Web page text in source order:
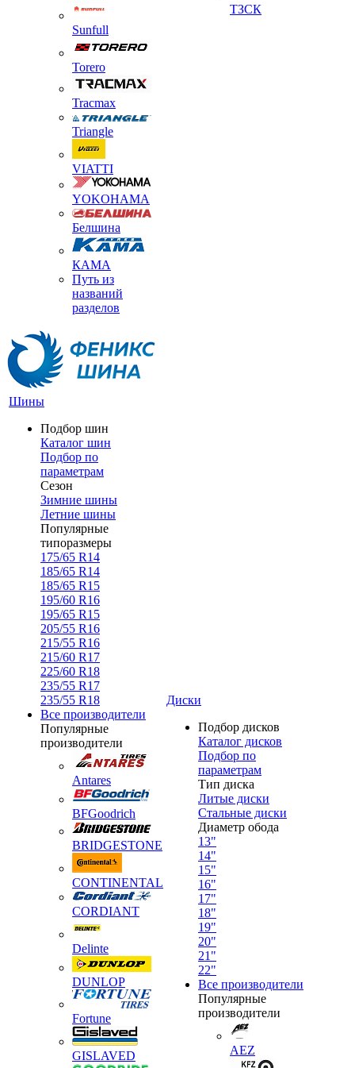
Sunfull
Torero
Tracmax
Triangle
VIATTI
YOKOHAMA
Белшина
КАМА
Путь из
названий
разделов
ТЗСК
Шины
Подбор шин
Каталог шин
Подбор по
параметрам
Сезон
Зимние шины
Летние шины
Популярные
типоразмеры
175/65 R14
185/65 R14
185/65 R15
195/60 R16
195/65 R15
205/55 R16
215/55 R16
215/60 R17
225/60 R18
235/55 R17
235/55 R18
Все производители
Популярные
производители
Antares
BFGoodrich
BRIDGESTONE
CONTINENTAL
CORDIANT
Delinte
DUNLOP
Fortune
GISLAVED
Диски
Подбор дисков
Каталог дисков
Подбор по
параметрам
Тип диска
Литые диски
Стальные диски
Диаметр обода
13"
14"
15"
16"
17"
18"
19"
20"
21"
22"
Все производители
Популярные
производители
AEZ